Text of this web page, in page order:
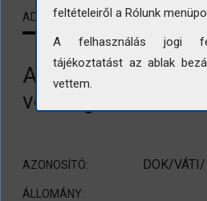
ADATLAP KAPCSOLÓDÓ
A
vendéglő
AZONOSÍTÓ: DOK/
ÁLLOMÁNY:
feltételeiről a Rólunk
A felhasználás jogi
tájékoztatást az ablak
vettem.